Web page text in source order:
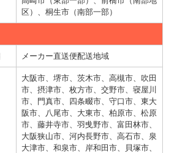
区）、桐生市（南部一部）
メーカー直送便配送地域
大阪市、堺市、茨木市、高槻市、吹田
市、摂津市、枚方市、交野市、寝屋川
市、門真市、四条畷市、守口市、東大
阪市、八尾市、大東市、柏原市、松原
市、藤井寺市、羽曵野市、富田林市、
大阪狭山市、河内長野市、高石市、泉
大津市、和泉市、岸和田市、貝塚市、